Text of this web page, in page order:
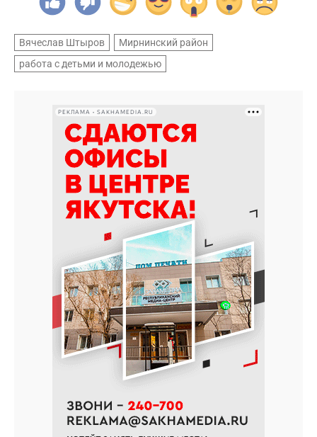
Вячеслав Штыров
Мирнинский район
работа с детьми и молодежью
РЕКЛАМА • SAKHAMEDIA.RU